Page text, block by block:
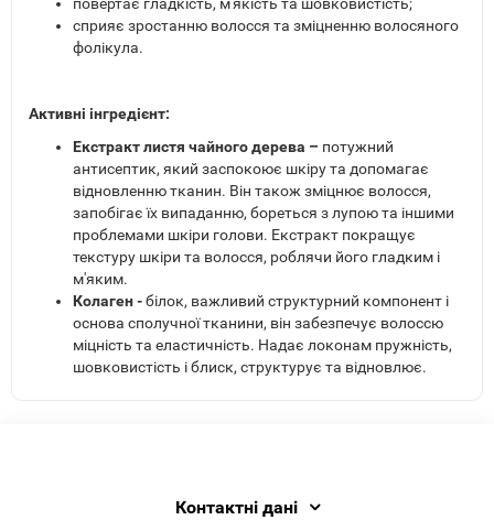
сприяє зростанню волосся та зміцненню волосяного
фолікула.
Активні інгредієнт:
Екстракт листя чайного дерева – потужний
антисептик, який заспокоює шкіру та допомагає
відновленню тканин. Він також зміцнює волосся,
запобігає їх випаданню, бореться з лупою та іншими
проблемами шкіри голови. Екстракт покращує
текстуру шкіри та волосся, роблячи його гладким і
м'яким.
Колаген -білок, важливий структурний компонент і
основа сполучної тканини, він забезпечує волоссю
міцність та еластичність. Надає локонам пружність,
шовковистість і блиск, структурує та відновлює.
Контактні дані